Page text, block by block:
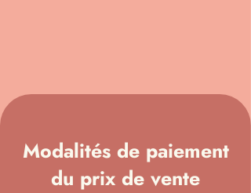
Modalités de paiement
du prix de vente